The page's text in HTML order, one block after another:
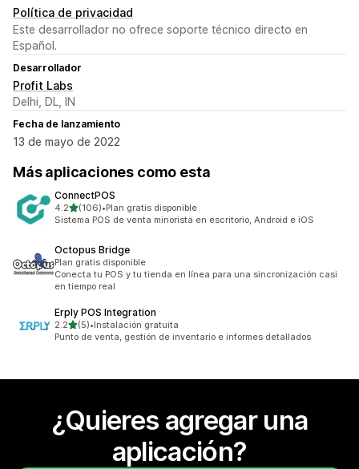
Política de privacidad
Este desarrollador no ofrece soporte técnico directo en
Español.
Desarrollador
Profit Labs
Delhi, DL, IN
Fecha de lanzamiento
13 de mayo de 2022
Más aplicaciones como esta
ConnectPOS
4.2de 5 estrellas
(106)
106 reseñas en total
•Plan gratis disponible
Sistema POS de venta minorista en escritorio, Android e iOS
Octopus Bridge
Plan gratis disponible
Conecta tu POS y tu tienda en línea para una sincronización casi
en tiempo real
Erply POS Integration
2.2de 5 estrellas
(5)
5 reseñas en total
•Instalación gratuita
Punto de venta, gestión de inventario e informes detallados
¿Quieres agregar una
aplicación?